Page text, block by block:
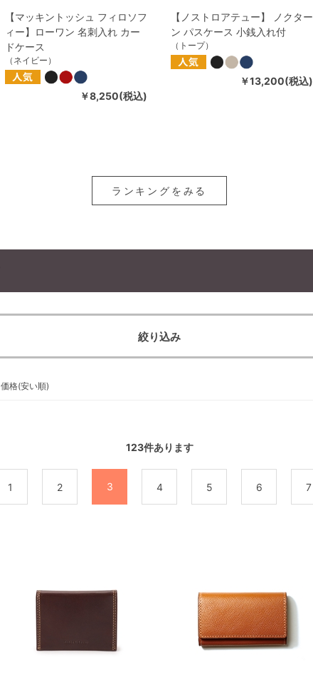
【マッキントッシュ フィロソフ
ィー】ローワン 名刺入れ カー
ドケース
（ネイビー）
￥8,250(税込)
【ノストロアテュー】 ノクター
ン パスケース 小銭入れ付
（トープ）
￥13,200(税込)
ランキングをみる
絞り込み
価格(安い順)
123件あります
1 2 3 4 5 6 7